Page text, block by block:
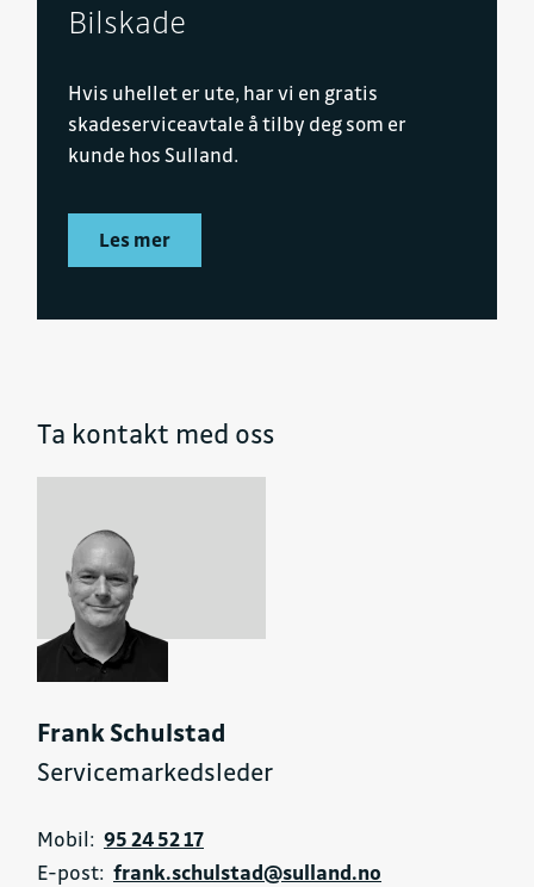
Bilskade
Hvis uhellet er ute, har vi en gratis
skadeserviceavtale å tilby deg som er
kunde hos Sulland.
Les mer
Ta kontakt med oss
Frank Schulstad
Servicemarkedsleder
Mobil: 95 24 52 17
E-post: frank.schulstad@sulland.no